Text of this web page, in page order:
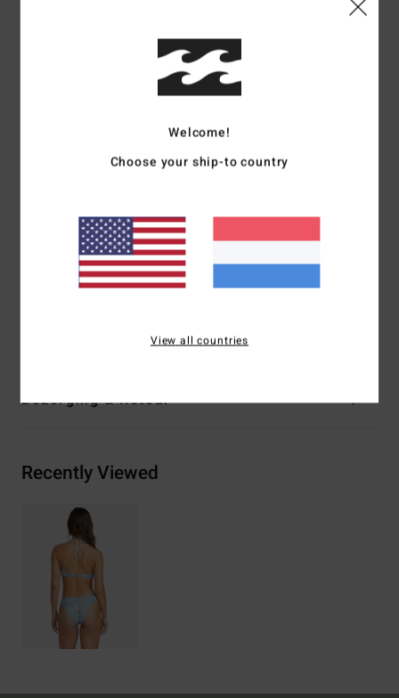
Kleurcodeden
Perzikachtige gerecyclede stof van nylon en
Hoogte taille:Valt hoog of laag op de heupen
Sluiting:vaste sluiting
Bedekking:medium bedekking
Branding:Logoborduursel in het midden op de achterkant
78% nylon, 22% elastaan
Bezorging & Retour
Recently Viewed
Welcome!
Choose your ship-to country
View all countries